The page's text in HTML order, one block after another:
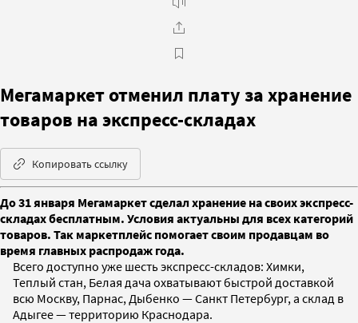
Мегамаркет отменил плату за хранение
товаров на экспресс-складах
Копировать ссылку
До 31 января Мегамаркет сделал хранение на своих экспресс-
складах бесплатным. Условия актуальны для всех категорий
товаров. Так маркетплейс помогает своим продавцам во
время главных распродаж года.
Всего доступно уже шесть экспресс-складов: Химки,
Теплый стан, Белая дача охватывают быстрой доставкой
всю Москву, Парнас, Дыбенко — Санкт Петербург, а склад в
Адыгее — территорию Краснодара.